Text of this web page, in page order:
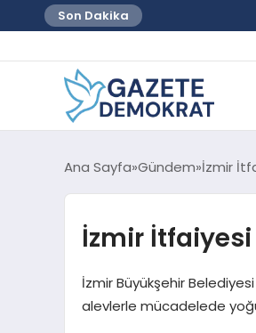
Son Dakika
Ana Sayfa Gündem İzmir
İzmir
İzmir Büyükşehir
alevlerle mücadelede